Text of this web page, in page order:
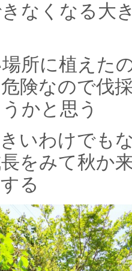
なくなる大
所に植えた
険なので伐
かと思う
いわけでも
をみて秋か
る